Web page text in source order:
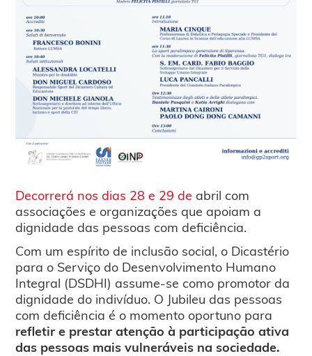
Decorrerá nos dias 28 e 29 de abril com
associações e organizações que apoiam a
dignidade das pessoas com deficiência.
Com um espírito de inclusão social, o Dicastério
para o Serviço do Desenvolvimento Humano
Integral (DSDHI) assume-se como promotor da
dignidade do indivíduo. O Jubileu das pessoas
com deficiência é o momento oportuno para
refletir e prestar atenção à participação ativa
das pessoas mais vulneráveis na sociedade.